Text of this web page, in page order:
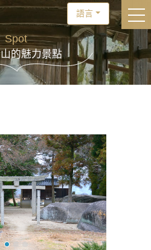
語言
Spot
的魅力景點